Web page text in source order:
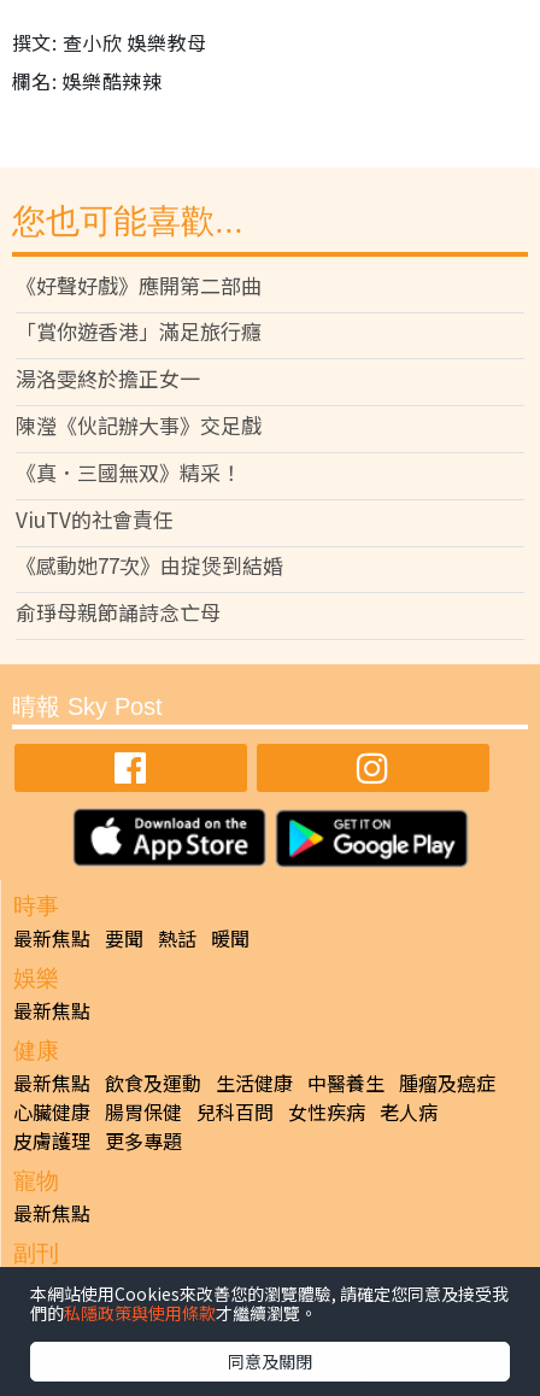
撰文: 查小欣 娛樂教母
欄名: 娛樂酷辣辣
您也可能喜歡...
《好聲好戲》應開第二部曲
「賞你遊香港」滿足旅行癮
湯洛雯終於擔正女一
陳瀅《伙記辦大事》交足戲
《真．三國無双》精采！
ViuTV的社會責任
《感動她77次》由掟煲到結婚
俞琤母親節誦詩念亡母
晴報 Sky Post
時事
最新焦點 要聞 熱話 暖聞
娛樂
最新焦點
健康
最新焦點 飲食及運動 生活健康 中醫養生 腫瘤及癌症
心臟健康 腸胃保健 兒科百問 女性疾病 老人病
皮膚護理 更多專題
寵物
最新焦點
副刊
最新焦點
日報
中國/國際
生活副刊 親子/教育 體育 專題/人物 昔日晴報
本網站使用Cookies來改善您的瀏覽體驗, 請確定您同意及接受我
們的私隱政策與使用條款才繼續瀏覽。
同意及關閉